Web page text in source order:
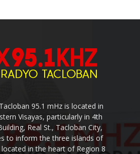
95.1 mHz is located in
Visayas, particularly in 4th
Real St., Tacloban City,
to inform the three islands of
in the heart of Region 8